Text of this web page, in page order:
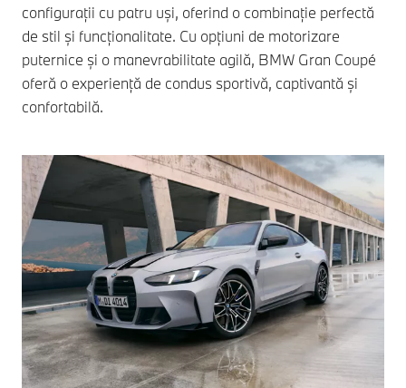
configurații cu patru uși, oferind o combinație perfectă
de stil și funcționalitate. Cu opțiuni de motorizare
puternice și o manevrabilitate agilă, BMW Gran Coupé
oferă o experiență de condus sportivă, captivantă și
confortabilă.